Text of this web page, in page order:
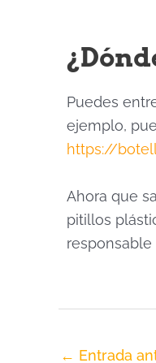
Puedes
ejemplo,
https://
Ahora que
pitillos
← Entrada